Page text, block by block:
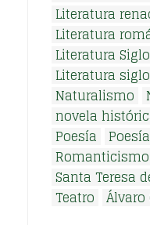
Literatura
Literatura
Literatura
Literatura
Naturalismo
novela
Poesía
Romanticismo
Santa Teresa
Teatro